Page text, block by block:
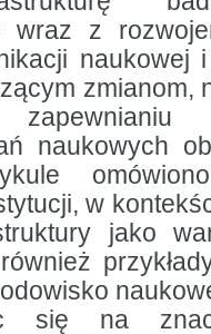
z
naukowej
zmianom,
naukowych
w
jako
się na